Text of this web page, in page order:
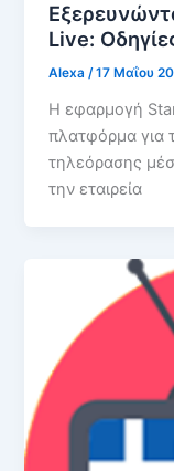
Live:
Alexa/17 Μαΐου
Η εφαρμογή
πλατφόρμα για
τηλεόρασης
την εταιρεία